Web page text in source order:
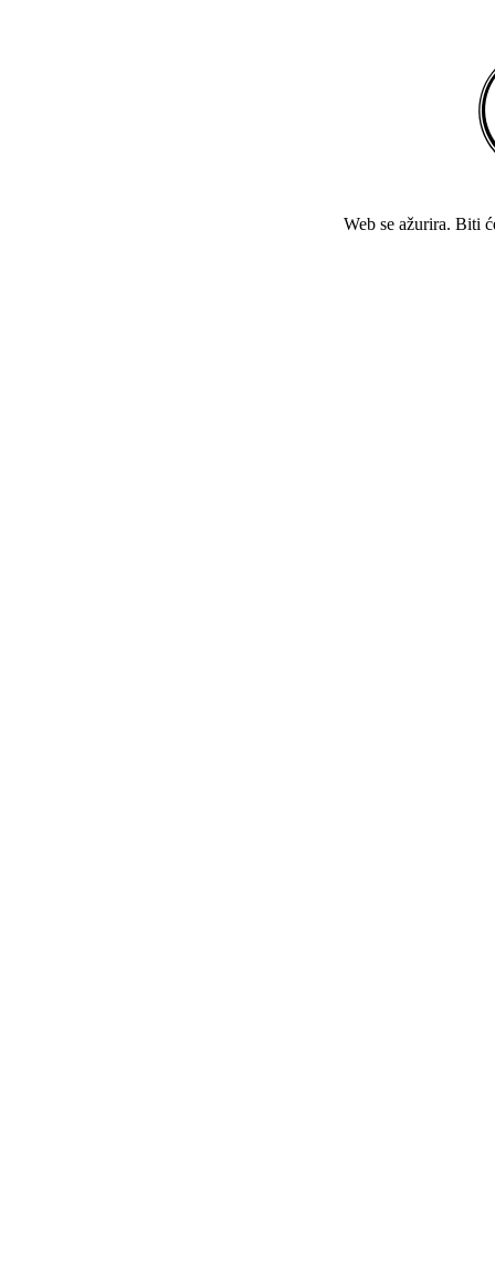
Web se ažurira. Biti